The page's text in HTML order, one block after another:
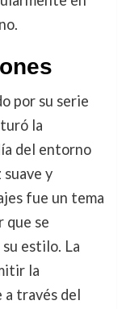
por su serie
la
del entorno
y
fue un tema
que se
estilo. La
la
a través del